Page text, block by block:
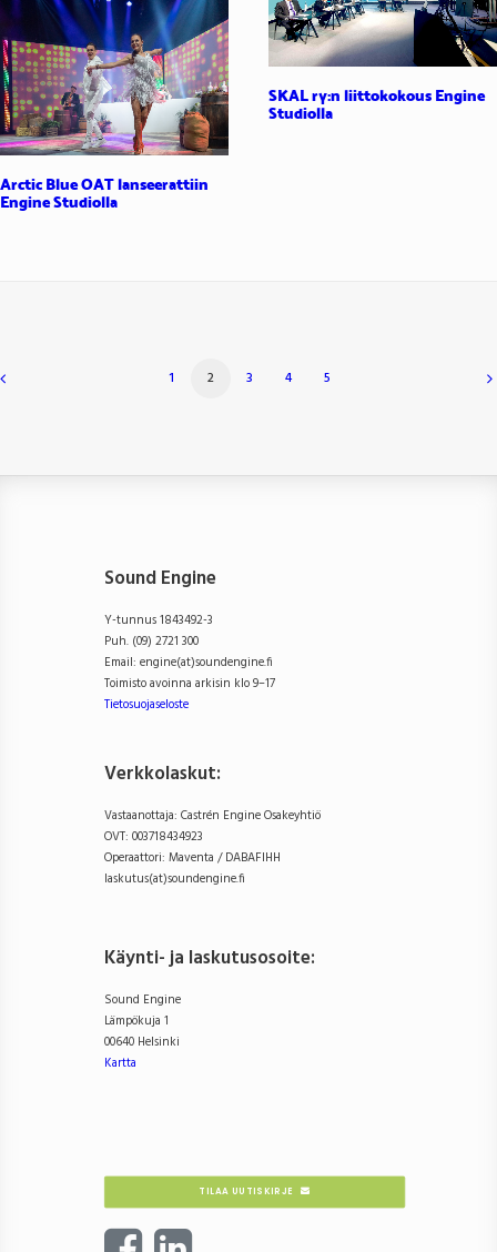
SKAL ry:n liittokokous Engine
Studiolla
Arctic Blue OAT lanseerattiin
Engine Studiolla
1 2 3 4 5
Sound Engine
Y-tunnus 1843492-3
Puh. (09) 2721 300
Email: engine(at)soundengine.fi
Toimisto avoinna arkisin klo 9–17
Tietosuojaseloste
Verkkolaskut:
Vastaanottaja: Castrén Engine Osakeyhtiö
OVT: 003718434923
Operaattori: Maventa / DABAFIHH
laskutus(at)soundengine.fi
Käynti- ja laskutusosoite:
Sound Engine
Lämpökuja 1
00640 Helsinki
Kartta
TILAA UUTISKIRJE